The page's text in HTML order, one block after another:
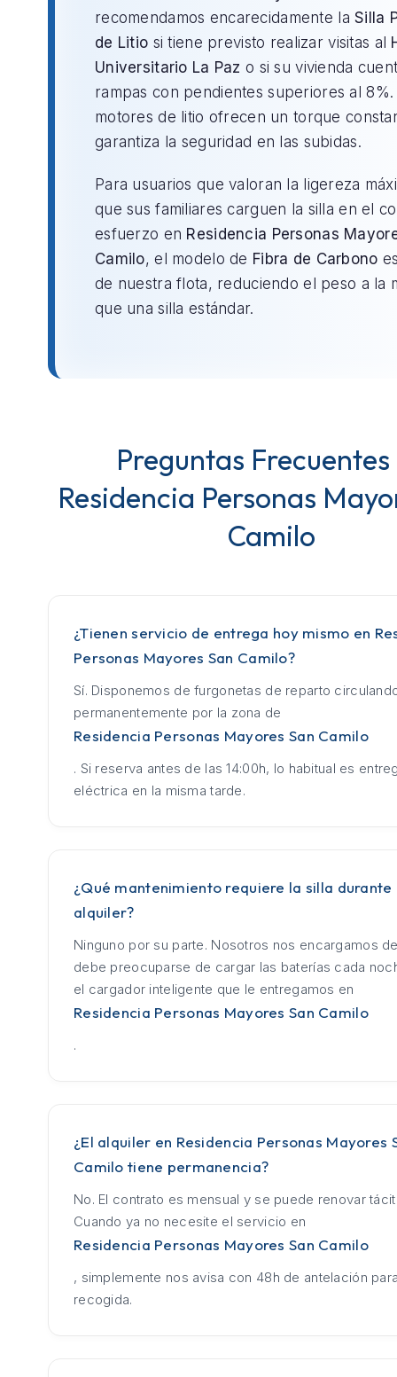
recomendamos encarecidamente laSilla
de Litio si tiene previsto realizar visitas al
Universitario La Paz o si su vivienda
rampas con pendientes superiores al 8%.
motores de litio ofrecen un torque
garantiza la seguridad en las subidas.
Para usuarios que valoran la ligereza
que sus familiares carguen la silla en el
esfuerzo en Residencia Personas
Camilo, el modelo de Fibra de Carbono
de nuestra flota, reduciendo el peso a la
que una silla estándar.
Preguntas Frecuentes
Residencia Personas
Camilo
¿Tienen servicio de entrega hoy mismo en
Personas Mayores San Camilo?
Sí. Disponemos de furgonetas de reparto
permanentemente por la zona de
Residencia Personas Mayores San Camilo
. Si reserva antes de las 14:00h, lo habitual es
eléctrica en la misma tarde.
¿Qué mantenimiento requiere la silla durante
alquiler?
Ninguno por su parte. Nosotros nos encargamos
debe preocuparse de cargar las baterías cada
el cargador inteligente que le entregamos en
Residencia Personas Mayores San Camilo
.
¿El alquiler en Residencia Personas Mayores
Camilo tiene permanencia?
No. El contrato es mensual y se puede renovar
Cuando ya no necesite el servicio en
Residencia Personas Mayores San Camilo
, simplemente nos avisa con 48h de antelación
recogida.